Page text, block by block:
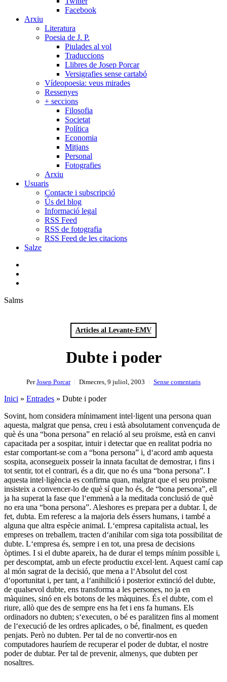
Facebook
Arxiu
Literatura
Poesia de J. P.
Piulades al vol
Traduccions
Llibres de Josep Porcar
Versigrafies sense cartabó
Vídeopoesia: veus mirades
Ressenyes
+ seccions
Filosofia
Societat
Política
Economia
Mitjans
Personal
Fotografies
Arxiu
Usuaris
Contacte i subscripció
Ús del blog
Informació legal
RSS Feed
RSS de fotografia
RSS Feed de les citacions
Salze
Salms
Articles al Levante-EMV
Dubte i poder
Per Josep Porcar Dimecres, 9 juliol, 2003 Sense comentaris
Inici » Entrades » Dubte i poder
Sovint, hom considera mínimament intel·ligent una persona quan
aquesta, malgrat que pensa, creu i està absolutament convençuda de
què és una “bona persona” en relació al seu proïsme, està en canvi
capacitada per a sospitar, intuir i detectar que en realitat podria no
estar comportant-se com a “bona persona” i, d‘acord amb aquesta
sospita, aconsegueix posseir la innata facultat de demostrar, i fins i
tot sentir, tot el contrari, és a dir, que no és una “bona persona”. I
aquesta intel·ligència es confirma quan, malgrat que el seu proïsme
insisteix a convencer-lo de què sí que ho és, de “bona persona”, ell
ja ha superat la fase que l‘emmenà a la meditada conclusió de què
no era una “bona persona”. Aleshores es prepara per a dubtar. I, de
fet, dubta. Em referesc a la majoria dels éssers humans, i també a
alguna que altra espècie animal. L‘empresa capitalista actual, les
empreses on treballem, tracten d‘anihilar com siga tota possibilitat de
dubte. L‘empresa és, sempre i en tot, una presa de decisions
òptimes. I si el dubte apareix, ha de durar el temps mínim possible i,
per descomptat, amb un efecte productiu excel·lent. Aquest camí cap
al món sagrat de la decisió, que mena a l‘Absolut del cost
d‘oportunitat i, per tant, a l‘anihilició i posterior extinció del dubte,
de qualsevol dubte, ens transforma a les persones, no ja en
màquines, sinó en els botons de les màquines. És el dubte, com el
riure, allò que des de sempre ens ha fet i ens fa humans. Els
ordinadors no dubten; s‘executen, o bé es paralitzen fins al moment
de l‘execució de les ordres aplicades, o bé, finalment, es queden
penjats. Però no dubten. Per tal de no convertir-nos en
computadores hauríem de recuperar el poder de dubtar, el nostre
poder de dubtar. Per tal de prevenir, almenys, que dubten per
nosaltres.